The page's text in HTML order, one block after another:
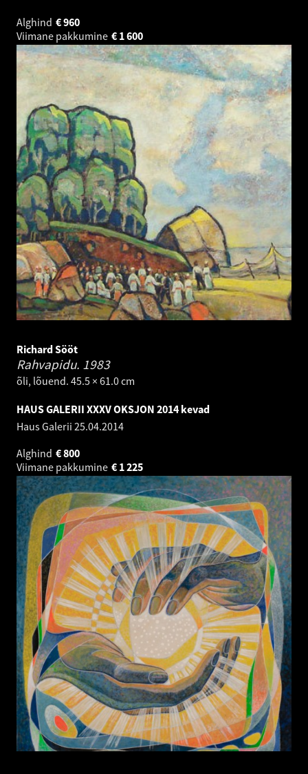
Alghind
960
€
Viimane pakkumine
1 600
€
Richard Sööt
Rahvapidu. 1983
õli, lõuend. 45.5 × 61.0 cm
HAUS GALERII XXXV OKSJON 2014 kevad
Haus Galerii 25.04.2014
Alghind
800
€
Viimane pakkumine
1 225
€